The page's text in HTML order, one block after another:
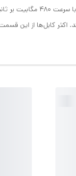
سرعت برسید یا نه، کاملا به وسیله شما نیز بستگی دارد؛
اکثر کابل‌ها از این